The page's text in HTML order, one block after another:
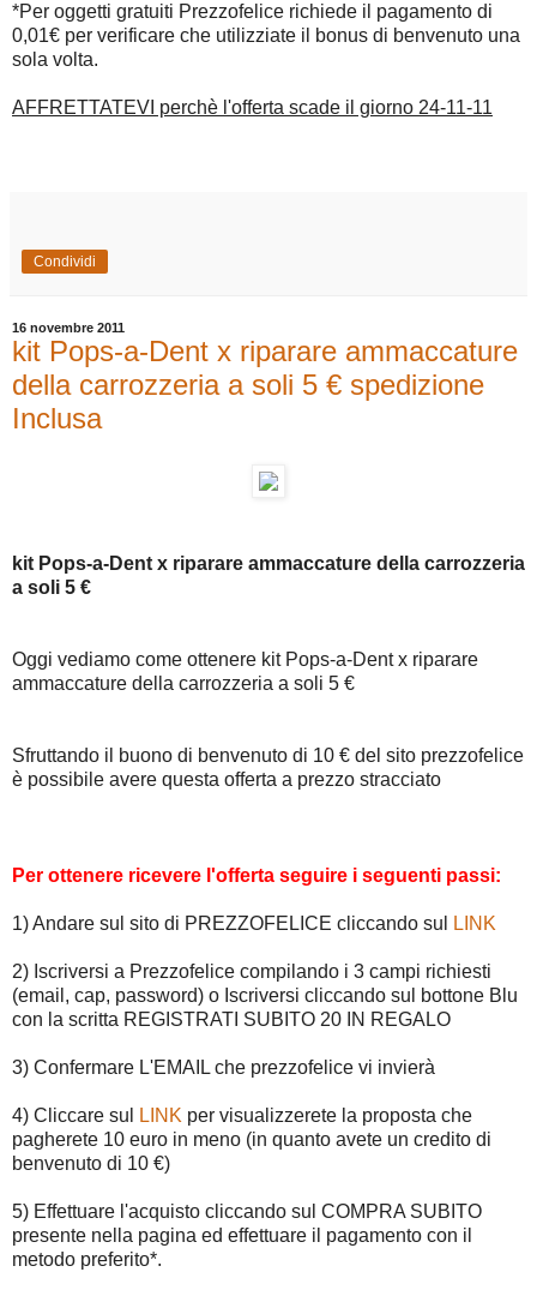
*Per oggetti gratuiti Prezzofelice richiede il pagamento di
0,01€ per verificare che utilizziate il bonus di benvenuto una
sola volta.
AFFRETTATEVI perchè l'offerta scade il giorno 24-11-11
Condividi
16 novembre 2011
kit Pops-a-Dent x riparare ammaccature
della carrozzeria a soli 5 € spedizione
Inclusa
kit Pops-a-Dent x riparare ammaccature della carrozzeria
a soli 5 €
Oggi vediamo come ottenere kit Pops-a-Dent x riparare
ammaccature della carrozzeria a soli 5 €
Sfruttando il buono di benvenuto di 10 € del sito prezzofelice
è possibile avere questa offerta a prezzo stracciato
Per ottenere ricevere l'offerta seguire i seguenti passi:
1) Andare sul sito di PREZZOFELICE cliccando sul LINK
2) Iscriversi a Prezzofelice compilando i 3 campi richiesti
(email, cap, password) o Iscriversi cliccando sul bottone Blu
con la scritta REGISTRATI SUBITO 20 IN REGALO
3) Confermare L'EMAIL che prezzofelice vi invierà
4) Cliccare sul LINK per visualizzerete la proposta che
pagherete 10 euro in meno (in quanto avete un credito di
benvenuto di 10 €)
5) Effettuare l'acquisto cliccando sul COMPRA SUBITO
presente nella pagina ed effettuare il pagamento con il
metodo preferito*.